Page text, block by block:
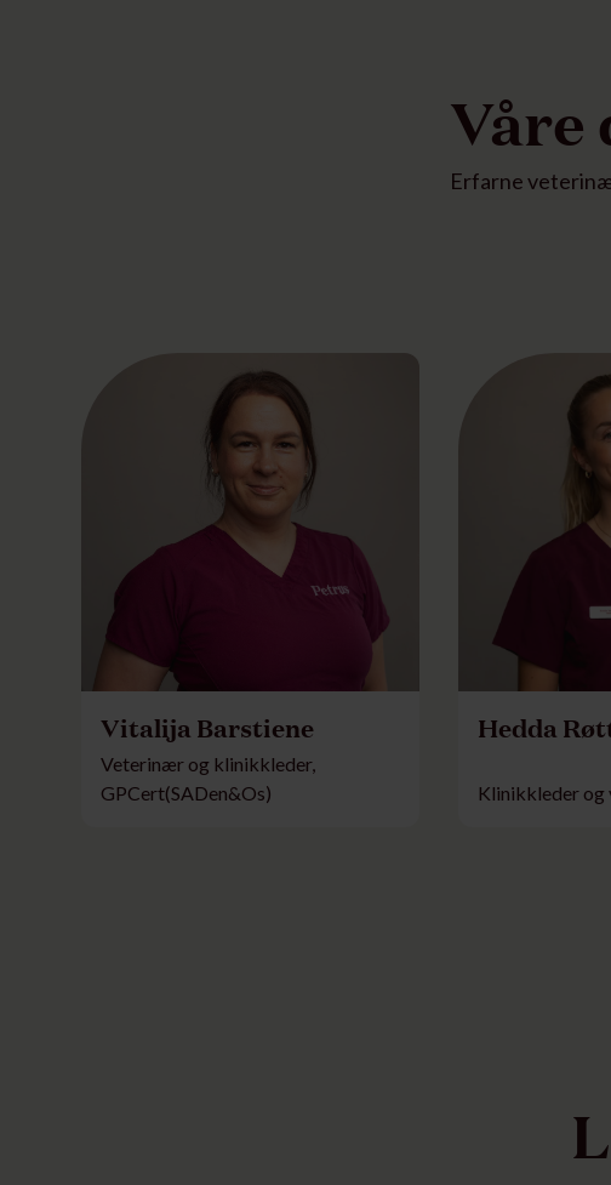
Erfarne
Vitalija Barstiene
Veterinær og klinikkleder,
GPCert(SADen&Os)
Hedda
Klinikkleder